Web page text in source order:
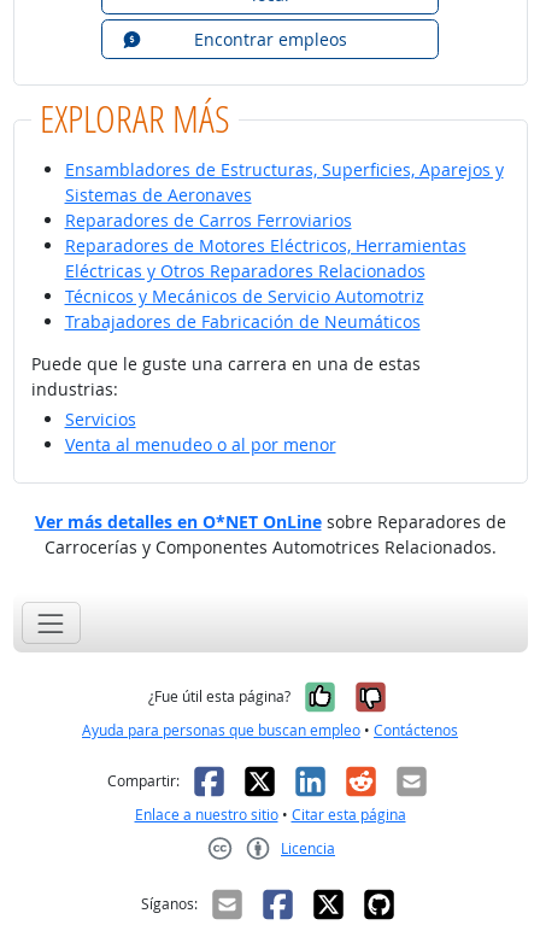
Encontrar empleos
EXPLORAR MÁS
Ensambladores de Estructuras, Superficies, Aparejos y
Sistemas de Aeronaves
Reparadores de Carros Ferroviarios
Reparadores de Motores Eléctricos, Herramientas
Eléctricas y Otros Reparadores Relacionados
Técnicos y Mecánicos de Servicio Automotriz
Trabajadores de Fabricación de Neumáticos
Puede que le guste una carrera en una de estas
industrias:
Servicios
Venta al menudeo o al por menor
Ver más detalles en O*NET OnLinesobre Reparadores de
Carrocerías y Componentes Automotrices Relacionados.
¿Fue útil esta página? Sí, fue útil
No, no fue
Ayuda para personas que buscan empleo • Contáctenos
Compartir: Facebook
X LinkedIn
RedditCorreo
Enlace a nuestro sitio• Citar esta página
Licencia
Síganos: